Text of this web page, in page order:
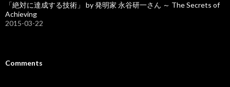
「絶対に達成する技術」 by 発明家 永谷研一さん ～ The Secrets of
Achieving
2015-03-22
Comments